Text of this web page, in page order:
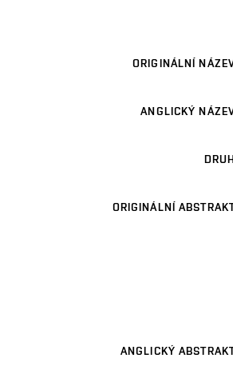
ORIGINÁLNÍ
ANGLICKÝ
ORIGINÁLNÍ
ANGLICKÝ